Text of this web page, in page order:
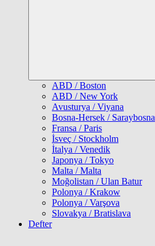
ABD / Boston
ABD / New York
Avusturya / Viyana
Bosna-Hersek / Saraybosna
Fransa / Paris
İsveç / Stockholm
İtalya / Venedik
Japonya / Tokyo
Malta / Malta
Moğolistan / Ulan Batur
Polonya / Krakow
Polonya / Varşova
Slovakya / Bratislava
Defter